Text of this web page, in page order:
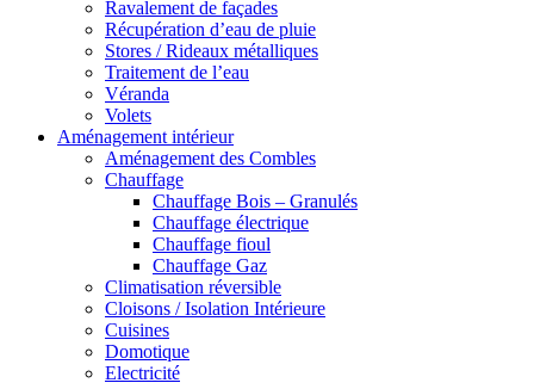
Ravalement de façades
Récupération d’eau de pluie
Stores / Rideaux métalliques
Traitement de l’eau
Véranda
Volets
Aménagement intérieur
Aménagement des Combles
Chauffage
Chauffage Bois – Granulés
Chauffage électrique
Chauffage fioul
Chauffage Gaz
Climatisation réversible
Cloisons / Isolation Intérieure
Cuisines
Domotique
Electricité